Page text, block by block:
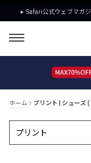
Safari公式ウェブマガ
ホーム プリント | シューズ